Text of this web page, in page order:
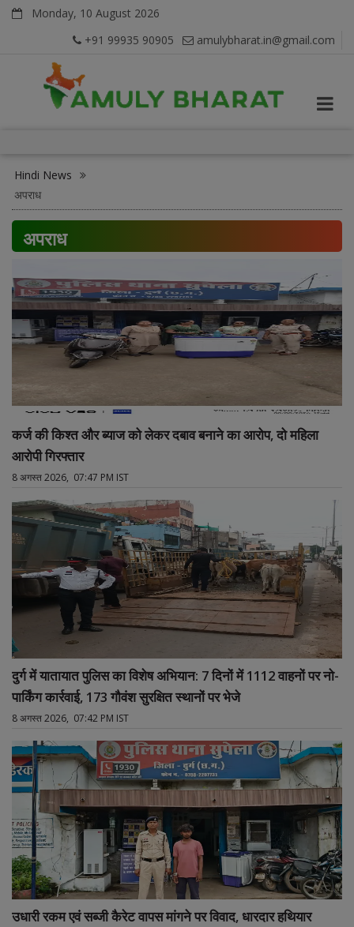
Monday, 10 August 2026
+91 99935 90905
amulybharat.in@gmail.com
Hindi News
अपराध
अपराध
कर्ज की किश्त और ब्याज को लेकर दबाव बनाने का आरोप, दो महिला
आरोपी गिरफ्तार
8 अगस्त 2026, 07:47 PM IST
दुर्ग में यातायात पुलिस का विशेष अभियान: 7 दिनों में 1112 वाहनों पर नो-
पार्किंग कार्रवाई, 173 गौवंश सुरक्षित स्थानों पर भेजे
8 अगस्त 2026, 07:42 PM IST
उधारी रकम एवं सब्जी कैरेट वापस मांगने पर विवाद, धारदार हथियार